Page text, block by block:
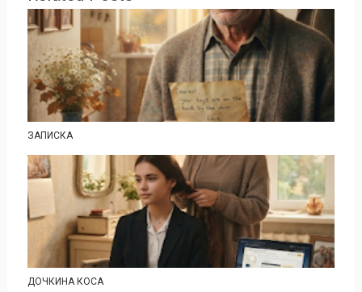
ЗАПИСКА
ДОЧКИНА КОСА